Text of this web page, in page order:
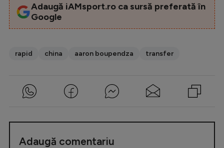
Adaugă iAMsport.ro ca sursă preferată în
Google
rapid china aaron boupendza transfer
Adaugă comentariu